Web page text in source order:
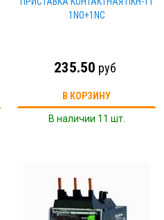
1NO+1NC
235.50 руб
В КОРЗИНУ
В наличии 11 шт.